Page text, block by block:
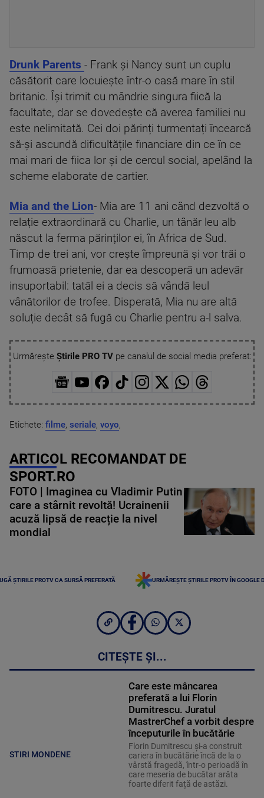
Drunk Parents - Frank și Nancy sunt un cuplu
căsătorit care locuiește într-o casă mare în stil
britanic. Își trimit cu mândrie singura fiică la
facultate, dar se dovedește că averea familiei nu
este nelimitată. Cei doi părinți turmentați încearcă
să-și ascundă dificultățile financiare din ce în ce
mai mari de fiica lor și de cercul social, apelând la
scheme elaborate de cartier.
Mia and the Lion- Mia are 11 ani când dezvoltă o
relație extraordinară cu Charlie, un tânăr leu alb
născut la ferma părinților ei, în Africa de Sud.
Timp de trei ani, vor crește împreună și vor trăi o
frumoasă prietenie, dar ea descoperă un adevăr
insuportabil: tatăl ei a decis să vândă leul
vânătorilor de trofee. Disperată, Mia nu are altă
soluție decât să fugă cu Charlie pentru a-l salva.
Urmărește Știrile PRO TVpe canalul de social media preferat:
Etichete: filme, seriale, voyo,
ARTICOL RECOMANDAT DE
SPORT.RO
FOTO | Imaginea cu Vladimir Putin
care a stârnit revoltă! Ucrainenii
acuză lipsă de reacție la nivel
mondial
ȘTIRILE PROTV CA SURSĂ PREFERATĂ URMĂREȘTE ȘTIRILE PROTV ÎN GOOGLE
CITEȘTE ȘI...
STIRI MONDENE
Care este mâncarea
preferată a lui Florin
Dumitrescu. Juratul
MastrerChef a vorbit despre
începuturile în bucătărie
Florin Dumitrescu și-a construit
cariera în bucătărie încă de la o
vârstă fragedă, într-o perioadă în
care meseria de bucătar arăta
foarte diferit față de astăzi.